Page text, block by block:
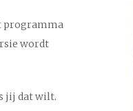
programma
wordt
jij dat wilt.